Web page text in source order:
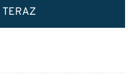
TERAZ